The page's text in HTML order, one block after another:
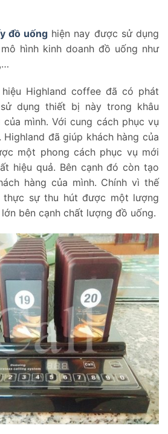
đồ uống hiện nay được sử dụng
hình kinh doanh đồ uống như
Highland coffee đã có phát
dụng thiết bị này trong khâu
mình. Với cung cách phục vụ
đã giúp khách hàng của
một phong cách phục vụ mới
hiệu quả. Bên cạnh đó còn tạo
hàng của mình. Chính vì thế
thực sự thu hút được một lượng
bên cạnh chất lượng đồ uống.